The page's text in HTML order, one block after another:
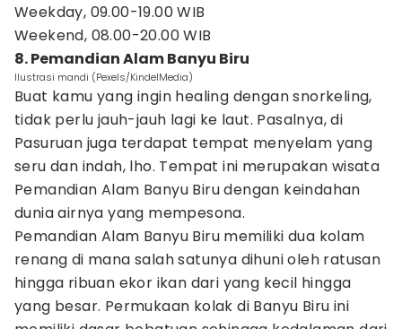
Weekday, 09.00-19.00 WIB
Weekend, 08.00-20.00 WIB
8. Pemandian Alam Banyu Biru
Ilustrasi mandi (Pexels/KindelMedia)
Buat kamu yang ingin healing dengan snorkeling,
tidak perlu jauh-jauh lagi ke laut. Pasalnya, di
Pasuruan juga terdapat tempat menyelam yang
seru dan indah, lho. Tempat ini merupakan wisata
Pemandian Alam Banyu Biru dengan keindahan
dunia airnya yang mempesona.
Pemandian Alam Banyu Biru memiliki dua kolam
renang di mana salah satunya dihuni oleh ratusan
hingga ribuan ekor ikan dari yang kecil hingga
yang besar. Permukaan kolak di Banyu Biru ini